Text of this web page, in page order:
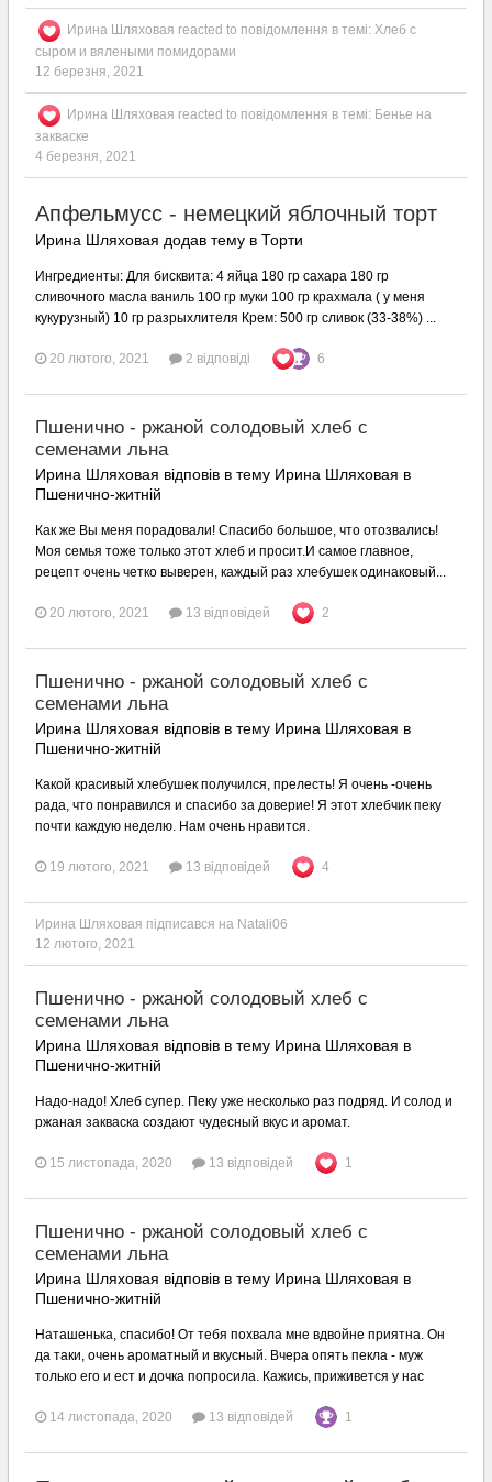
Ирина Шляховая reacted to повідомлення в темі: Хлеб с
сыром и вялеными помидорами
12 березня, 2021
Ирина Шляховая reacted to повідомлення в темі: Бенье на
закваске
4 березня, 2021
Апфельмусс - немецкий яблочный торт
Ирина Шляховая додав тему в Торти
Ингредиенты: Для бисквита: 4 яйца 180 гр сахара 180 гр
сливочного масла ваниль 100 гр муки 100 гр крахмала ( у меня
кукурузный) 10 гр разрыхлителя Крем: 500 гр сливок (33-38%) ...
20 лютого, 2021 2 відповіді 6
Пшенично - ржаной солодовый хлеб с
семенами льна
Ирина Шляховая відповів в тему Ирина Шляховая в
Пшенично-житній
Как же Вы меня порадовали! Спасибо большое, что отозвались!
Моя семья тоже только этот хлеб и просит.И самое главное,
рецепт очень четко выверен, каждый раз хлебушек одинаковый...
20 лютого, 2021 13 відповідей 2
Пшенично - ржаной солодовый хлеб с
семенами льна
Ирина Шляховая відповів в тему Ирина Шляховая в
Пшенично-житній
Какой красивый хлебушек получился, прелесть! Я очень -очень
рада, что понравился и спасибо за доверие! Я этот хлебчик пеку
почти каждую неделю. Нам очень нравится.
19 лютого, 2021 13 відповідей 4
Ирина Шляховая підписався на Natali06
12 лютого, 2021
Пшенично - ржаной солодовый хлеб с
семенами льна
Ирина Шляховая відповів в тему Ирина Шляховая в
Пшенично-житній
Надо-надо! Хлеб супер. Пеку уже несколько раз подряд. И солод и
ржаная закваска создают чудесный вкус и аромат.
15 листопада, 2020 13 відповідей 1
Пшенично - ржаной солодовый хлеб с
семенами льна
Ирина Шляховая відповів в тему Ирина Шляховая в
Пшенично-житній
Наташенька, спасибо! От тебя похвала мне вдвойне приятна. Он
да таки, очень ароматный и вкусный. Вчера опять пекла - муж
только его и ест и дочка попросила. Кажись, приживется у нас
14 листопада, 2020 13 відповідей 1